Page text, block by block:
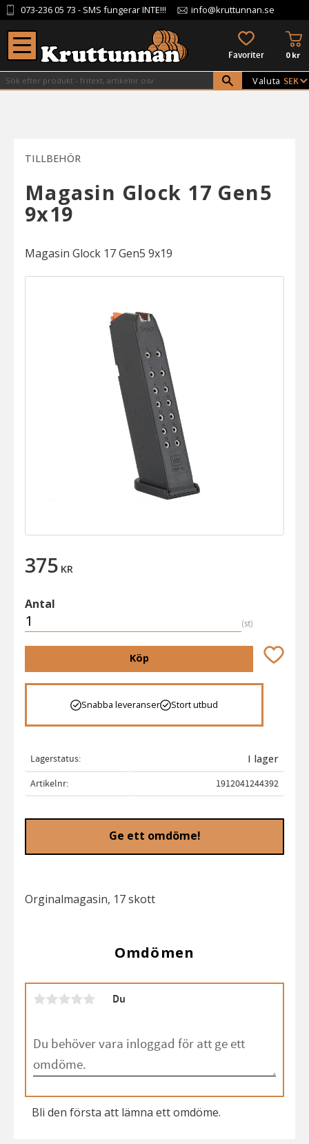
Meny
073-236 05 73 - SMS fungerar INTE!!! info@kruttunnan.se
FAVORITER 0kr
Valuta
TILLBEHÖR
Magasin Glock 17 Gen5
9x19
Magasin Glock 17 Gen5 9x19
375 KR
Antal
st
Köp Lägg till
Snabba leveranser Stort utbud
Lagerstatus
I lager
Artikelnr
1912041244392
Ge ett omdöme!
Orginalmagasin, 17 skott
Omdömen
Du
Bli den första att lämna ett omdöme.